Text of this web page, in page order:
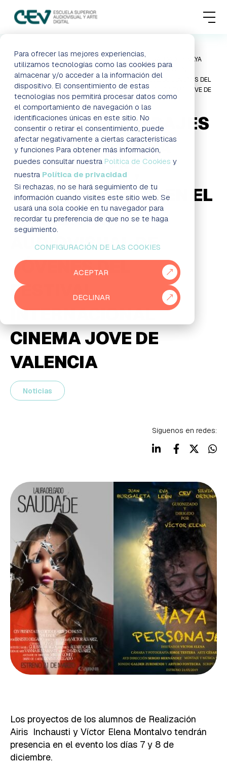
Para ofrecer las mejores experiencias,
utilizamos tecnologías como las cookies para
almacenar y/o acceder a la información del
dispositivo. El consentimiento de estas
tecnologías nos permitirá procesar datos como
el comportamiento de navegación o las
identificaciones únicas en este sitio. No
consentir o retirar el consentimiento, puede
afectar negativamente a ciertas características
y funciones Para obtener más información,
puedes consultar nuestra Política de Cookies y
nuestra Política de privacidad
Si rechazas, no se hará seguimiento de tu
información cuando visites este sitio web. Se
usará una sola cookie en tu navegador para
recordar tu preferencia de que no se te haga
seguimiento.
CONFIGURACIÓN DE LAS COOKIES
ACEPTAR
DECLINAR
MENU
FORMACIONES
ADMISIONES
ACTUALIDAD
ESCUELA
CONTACTO
RESERVAR PLAZA VISITAR ESCUELA
BLOG
EMPRESAS
PARTNERS
931 76 23 43
LOS CORTOMETRAJES
`SAUDADE´Y `VAYA
PERSONAJES´,
SELECCIONADOS EN EL
ENCUENTRO
AUDIOVISUAL DE
JÓVENES DEL
FESTIVAL
INTERNACIONAL
CINEMA JOVE DE
VALENCIA
LOS CORTOMETRAJES `SAUDADE´Y `VAYA
PERSONAJES´, SELECCIONADOS EN EL
ENCUENTRO AUDIOVISUAL DE JÓVENES DEL
FESTIVAL INTERNACIONAL CINEMA JOVE DE
VALENCIA
Noticias
Síguenos en redes:
Los proyectos de los alumnos de Realización
Airis Inchausti y Víctor Elena Montalvo tendrán
presencia en el evento los días 7 y 8 de
diciembre.